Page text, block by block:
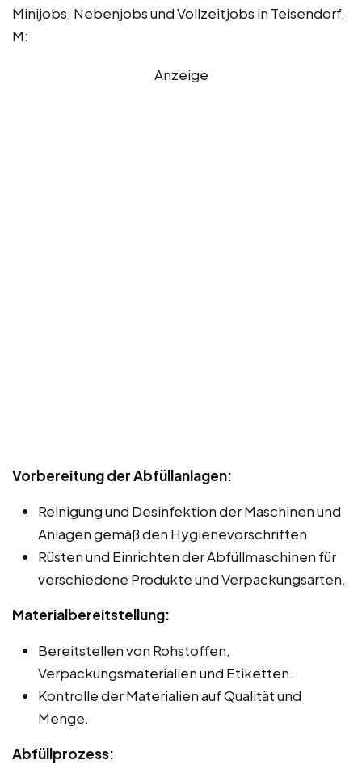
Minijobs, Nebenjobs und Vollzeitjobs in Teisendorf,
M:
Anzeige
Vorbereitung der Abfüllanlagen:
Reinigung und Desinfektion der Maschinen und
Anlagen gemäß den Hygienevorschriften.
Rüsten und Einrichten der Abfüllmaschinen für
verschiedene Produkte und Verpackungsarten.
Materialbereitstellung:
Bereitstellen von Rohstoffen,
Verpackungsmaterialien und Etiketten.
Kontrolle der Materialien auf Qualität und
Menge.
Abfüllprozess: